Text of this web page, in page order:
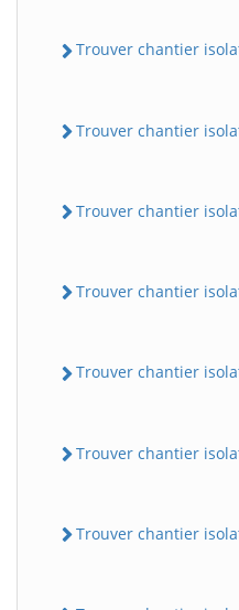
Trouver chantier
Trouver chantier
Trouver chantier
Trouver chantier
Trouver chantier
Trouver chantier
Trouver chantier